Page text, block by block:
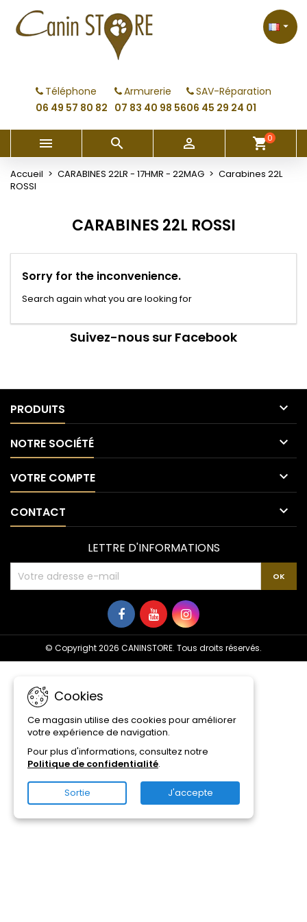
Téléphone
06 49 57 80 82
Armurerie
07 83 40 98 56
SAV-Réparation
06 45 29 24 01

   shopping_cart0
Accueil CARABINES 22LR - 17HMR - 22MAG
Carabines 22L
ROSSI
CARABINES 22L ROSSI
Sorry for the inconvenience.
Search again what you are looking for
Suivez-nous sur Facebook
PRODUITS 
NOTRE SOCIÉTÉ 
VOTRE COMPTE 
CONTACT 
My wishlists ×
Create new list
((modalTitle)) ×
((confirmMessage))
((cancelText)) ((modalDeleteText))
Créer une liste d'envies ×
Créer une liste d'envies
Connexion ×
Vous devez être connecté pour ajouter des produits
Cookies
Ce magasin utilise des cookies pour améliorer
votre expérience de navigation.
Pour plus d'informations, consultez notre
Politique de confidentialité.
Sortie J'accepte
LETTRE D'INFORMATIONS
© Copyright 2026 CANINSTORE. Tous droits réservés.